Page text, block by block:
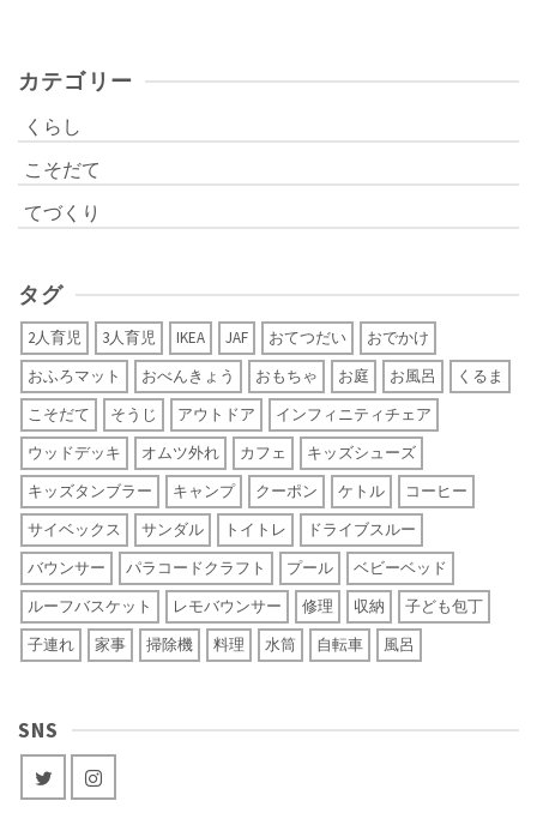
カテゴリー
くらし
こそだて
てづくり
タグ
2人育児 3人育児 IKEA JAF おてつだい
おでかけ
おふろマット
おべんきょう おもちゃ お庭 お風呂
くるま
こそだて
そうじ アウトドア
インフィニティチェア
ウッドデッキ
オムツ外れ カフェ
キッズシューズ
キッズタンブラー
キャンプ クーポン ケトル
コーヒー
サイベックス
サンダル トイトレ
ドライブスルー
バウンサー
パラコードクラフト プール
ベビーベッド
ルーフバスケット
レモバウンサー 修理 収納
子ども包丁
子連れ
家事 掃除機 料理 水筒 自転車 風呂
SNS